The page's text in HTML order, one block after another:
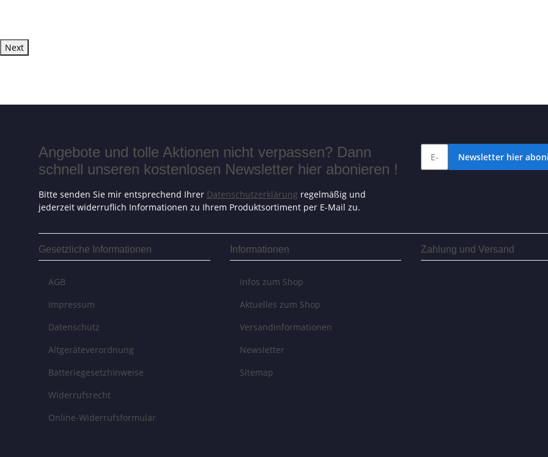
Next
Angebote und tolle Aktionen nicht verpassen? Dann
schnell unseren kostenlosen Newsletter hier abonieren !
Bitte senden Sie mir entsprechend Ihrer Datenschutzerklärung regelmäßig und
jederzeit widerruflich Informationen zu Ihrem Produktsortiment per E-Mail zu.
Newsletter hier
Gesetzliche Informationen
AGB
Impressum
Datenschutz
Altgeräteverordnung
Batteriegesetzhinweise
Widerrufsrecht
Online-Widerrufsformular
Informationen
Infos zum Shop
Aktuelles zum Shop
Versandinformationen
Newsletter
Sitemap
Zahlung und Versand